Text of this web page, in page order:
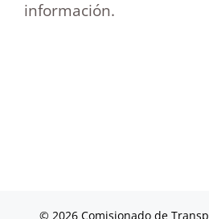
información.
© 2026 Comisionado de